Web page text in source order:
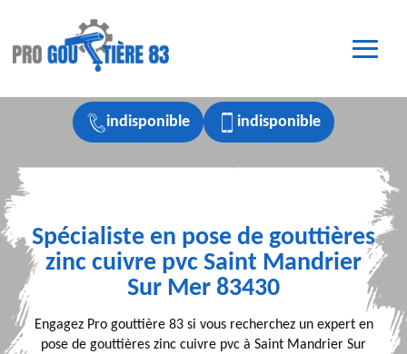
indisponible indisponible
Spécialiste en pose de gouttières
zinc cuivre pvc Saint Mandrier
Sur Mer 83430
Engagez Pro gouttière 83 si vous recherchez un expert en
pose de gouttières zinc cuivre pvc à Saint Mandrier Sur